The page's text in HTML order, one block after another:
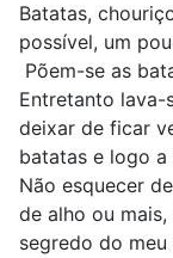
Batatas,
possível, um
Põem-se as
Entretanto lava-
deixar de ficar
batatas e logo
Não esquecer
de alho ou
segredo do